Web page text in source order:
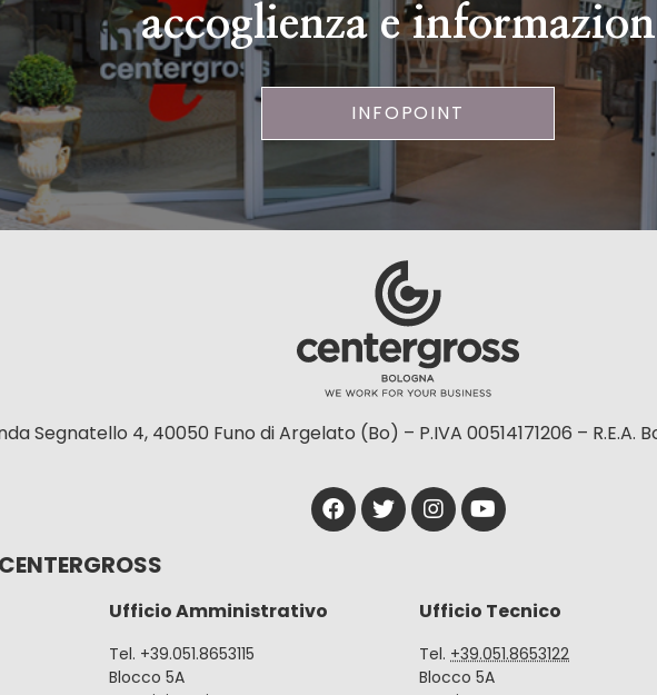
accoglienza e
INFOPOINT
Segnatello 4, 40050 Funo di Argelato (Bo) – P.IVA 00514171206 – R.E.A.
Ufficio Amministrativo
Tel. +39.051.8653115
Blocco 5A
Ufficio Tecnico
Tel. +39.051.8653122
Blocco 5A